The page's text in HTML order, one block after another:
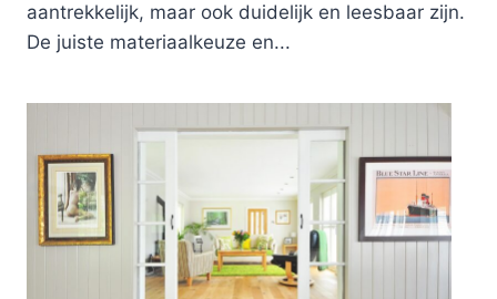
aantrekkelijk, maar ook duidelijk en leesbaar zijn.
De juiste materiaalkeuze en...